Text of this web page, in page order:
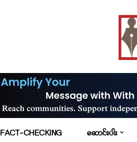
FACT-CHECKING ဆောင်းပါး